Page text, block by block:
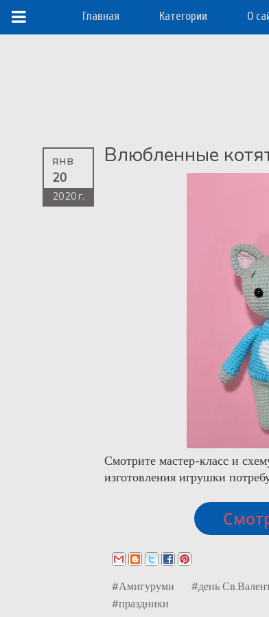
Главная Категории О
Влюбленные
янв
20
2020 г.
Смотрите мастер-класс и
изготовления игрушки
#Амигуруми #день
#праздники